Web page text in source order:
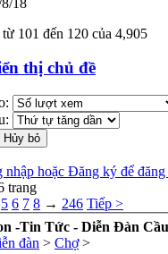
101 đến 120 của 4,905
thị chủ đề
hoặc Đăng ký để
trang
5 6 7 8 → 246 Tiếp >
-Tin Tức - Diễn Đàn
đàn > Chợ >